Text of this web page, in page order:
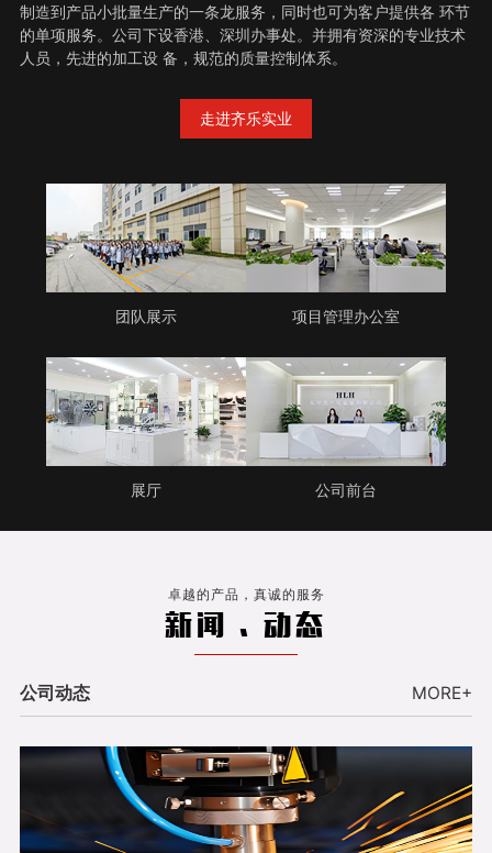
制造到产品小批量生产的一条龙服务，同时也可为客户提供各 环节
的单项服务。公司下设香港、深圳办事处。并拥有资深的专业技术
人员，先进的加工设 备，规范的质量控制体系。
走进齐乐实业
团队展示 项目管理办公室
展厅 公司前台
卓越的产品，真诚的服务
新闻 . 动态
公司动态 MORE+